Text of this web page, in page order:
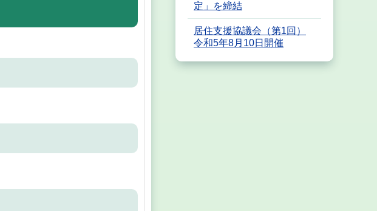
定」を締結
居住支援協議会（第1回）
令和5年8月10日開催